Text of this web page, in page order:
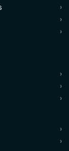
›
›
›
›
›
›
›
›